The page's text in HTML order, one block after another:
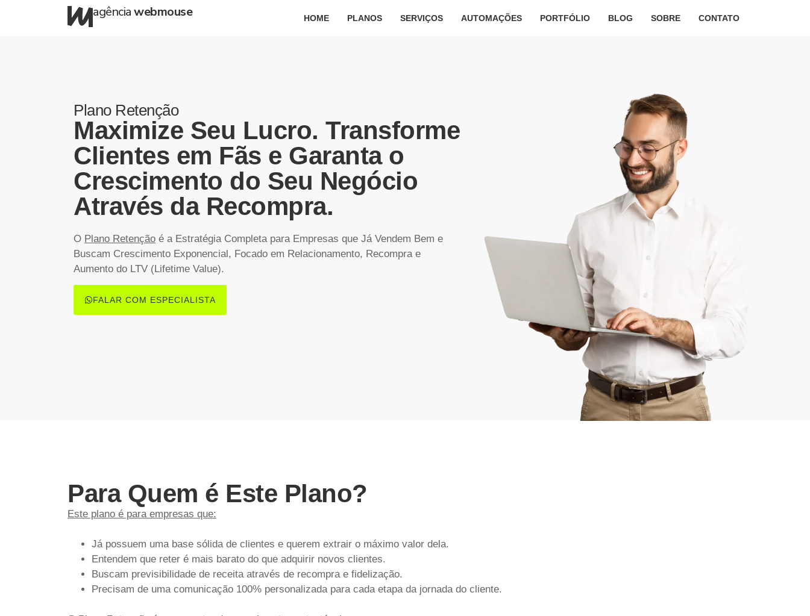
agênciawebmouse HOME PLANOS SERVIÇOS AUTOMAÇÕES PORTFÓLIO BLOG SOBRE CONTATO
Plano Retenção
Maximize Seu Lucro. Transforme
Clientes em Fãs e Garanta o
Crescimento do Seu Negócio
Através da Recompra.
O Plano Retenção é a Estratégia Completa para Empresas que Já Vendem Bem e
Buscam Crescimento Exponencial, Focado em Relacionamento, Recompra e
Aumento do LTV (Lifetime Value).
FALAR COM ESPECIALISTA
Para Quem é Este Plano?
Este plano é para empresas que:
Já possuem uma base sólidade clientes e querem extrair o máximo valor dela.
Entendem que reter é mais barato do que adquirir novos clientes.
Buscam previsibilidade de receitaatravés de recompra e fidelização.
Precisam de uma comunicação 100% personalizadapara cada etapa da jornada do cliente.